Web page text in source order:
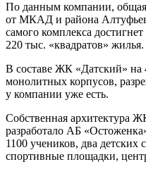
По данным компании, общая
от МКАД и района
самого комплекса
220 тыс. «квадратов» жилья.
В составе ЖК «Датский» на
монолитных корпусов,
у компании уже есть.
Собственная архитектура
разработало АБ
1100 учеников, два детских
спортивные площадки,